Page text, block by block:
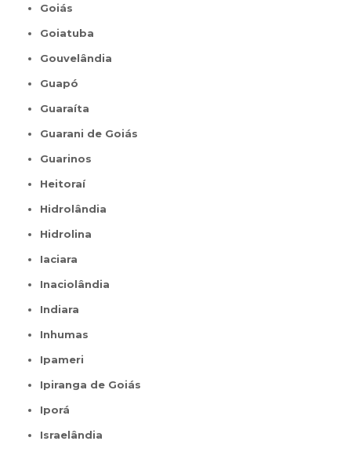
Goiás
Goiatuba
Gouvelândia
Guapó
Guaraíta
Guarani de Goiás
Guarinos
Heitoraí
Hidrolândia
Hidrolina
Iaciara
Inaciolândia
Indiara
Inhumas
Ipameri
Ipiranga de Goiás
Iporá
Israelândia